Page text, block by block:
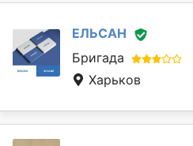
ЕЛЬСАН
Бригада
Харьков